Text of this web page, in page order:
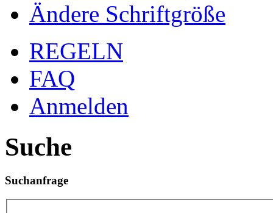
Ändere Schriftgröße
REGELN
FAQ
Anmelden
Suche
Suchanfrage